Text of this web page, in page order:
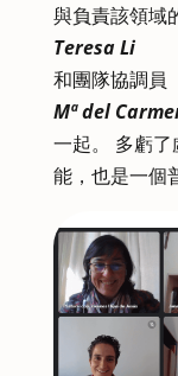
與負責該領域
Teresa Li
和團隊協調員
Mª del
一起。 多虧
能，也是一個